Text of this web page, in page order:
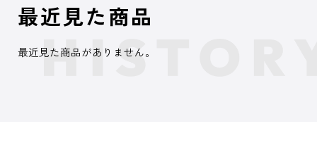
最近見た商品
最近見た商品がありません。